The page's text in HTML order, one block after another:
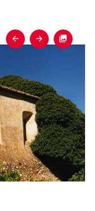
Previous
Next